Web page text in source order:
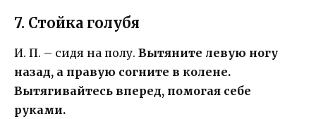
7. Стойка голубя
И. П. – сидя на полу. Вытяните левую ногу
назад, а правую согните в колене.
Вытягивайтесь вперед, помогая себе
руками.